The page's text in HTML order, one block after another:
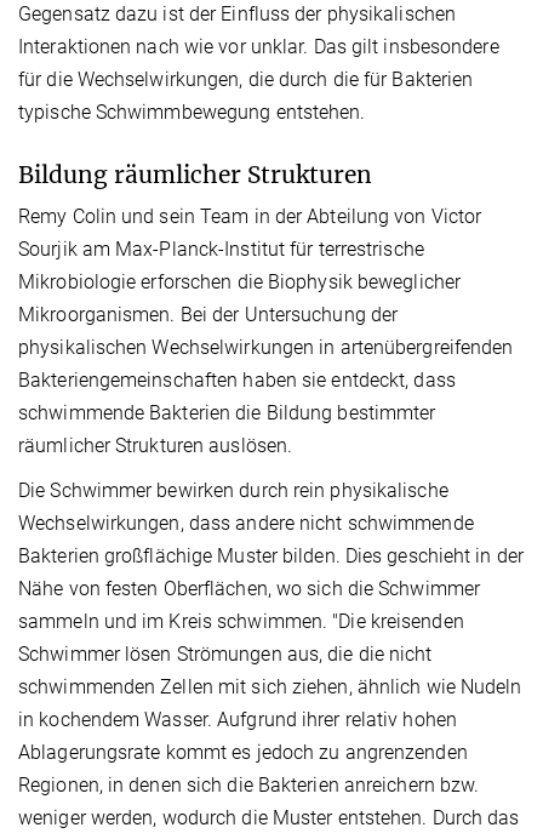
Gegensatz dazu ist der Einfluss der physikalischen
Interaktionen nach wie vor unklar. Das gilt insbesondere
für die Wechselwirkungen, die durch die für Bakterien
typische Schwimmbewegung entstehen.
Bildung räumlicher Strukturen
Remy Colin und sein Team in der Abteilung von Victor
Sourjik am Max-Planck-Institut für terrestrische
Mikrobiologie erforschen die Biophysik beweglicher
Mikroorganismen. Bei der Untersuchung der
physikalischen Wechselwirkungen in artenübergreifenden
Bakteriengemeinschaften haben sie entdeckt, dass
schwimmende Bakterien die Bildung bestimmter
räumlicher Strukturen auslösen.
Die Schwimmer bewirken durch rein physikalische
Wechselwirkungen, dass andere nicht schwimmende
Bakterien großflächige Muster bilden. Dies geschieht in der
Nähe von festen Oberflächen, wo sich die Schwimmer
sammeln und im Kreis schwimmen. "Die kreisenden
Schwimmer lösen Strömungen aus, die die nicht
schwimmenden Zellen mit sich ziehen, ähnlich wie Nudeln
in kochendem Wasser. Aufgrund ihrer relativ hohen
Ablagerungsrate kommt es jedoch zu angrenzenden
Regionen, in denen sich die Bakterien anreichern bzw.
weniger werden, wodurch die Muster entstehen. Durch das